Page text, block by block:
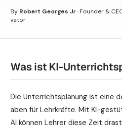
By Robert Georges Jr·Founder &
vator
Was ist KI-
Die Unterrichtsplanung ist eine
aben für Lehrkräfte. Mit KI-
AI können Lehrer diese Zeit